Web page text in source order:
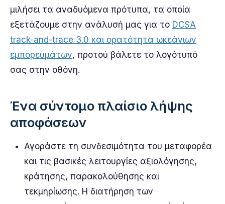
μιλήσει τα αναδυόμενα πρότυπα, τα οποία
εξετάζουμε στην ανάλυσή μας για το DCSA
track-and-trace 3.0 και ορατότητα ωκεάνιων
εμπορευμάτων, προτού βάλετε το λογότυπό
σας στην οθόνη.
Ένα σύντομο πλαίσιο λήψης
αποφάσεων
Αγοράστε τη συνδεσιμότητα του μεταφορέα
και τις βασικές λειτουργίες αξιολόγησης,
κράτησης, παρακολούθησης και
τεκμηρίωσης. Η διατήρηση των